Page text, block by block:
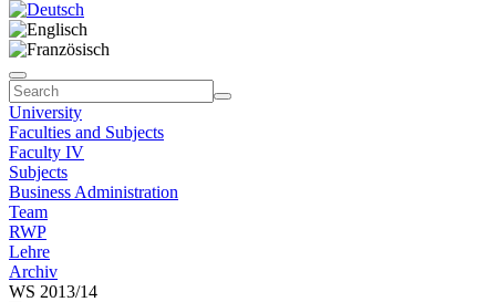
University
Faculties and Subjects
Faculty IV
Subjects
Business Administration
Team
RWP
Lehre
Archiv
WS 2013/14